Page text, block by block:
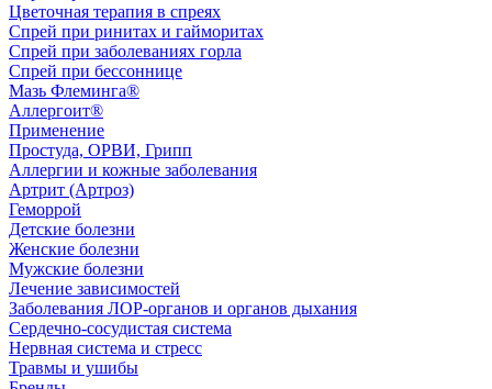
Цветочная терапия в спреях
Спрей при ринитах и гайморитах
Спрей при заболеваниях горла
Спрей при бессоннице
Мазь Флеминга®
Аллергоит®
Применение
Простуда, ОРВИ, Грипп
Аллергии и кожные заболевания
Артрит (Артроз)
Геморрой
Детские болезни
Женские болезни
Мужские болезни
Лечение зависимостей
Заболевания ЛОР-органов и органов дыхания
Сердечно-сосудистая система
Нервная система и стресс
Травмы и ушибы